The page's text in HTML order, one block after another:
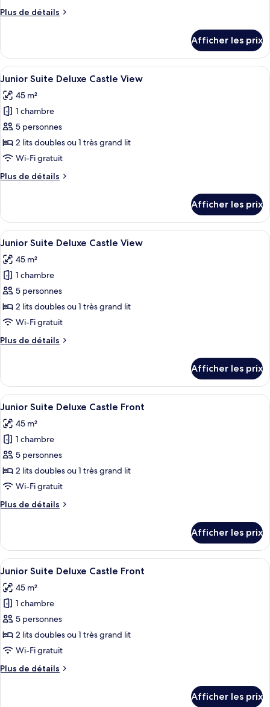
chambre :
Deluxe
Castle
View
Plus de détails
Plus
Junior
Suite
Deluxe
View
Afficher les prix
Afficher
toutes
les
photos
pour
ce
type
chambre :
Deluxe
Castle
View
Un salon moderne avec une table
7
Junior Suite Deluxe Castle View
45 m²
1 chambre
5 personnes
2 lits doubles ou 1 très grand lit
Wi-Fi gratuit
Plus de détails
Plus
Junior
Suite
Deluxe
View
Afficher les prix
Afficher
toutes
les
photos
pour
ce
type
chambre :
Deluxe
Castle
View
Un salon moderne avec une table
7
Junior Suite Deluxe Castle View
45 m²
1 chambre
5 personnes
2 lits doubles ou 1 très grand lit
Wi-Fi gratuit
Plus de détails
Plus
Junior
Suite
Deluxe
View
Afficher les prix
Afficher
toutes
les
photos
pour
ce
type
chambre :
Deluxe
Castle
Front
Un salon moderne avec une table
6
Junior Suite Deluxe Castle Front
45 m²
1 chambre
5 personnes
2 lits doubles ou 1 très grand lit
Wi-Fi gratuit
Plus de détails
Plus
Junior
Suite
Deluxe
Front
Afficher les prix
Afficher
toutes
les
photos
pour
ce
type
chambre :
Un salon moderne avec une table
6
Junior Suite Deluxe Castle Front
45 m²
1 chambre
5 personnes
2 lits doubles ou 1 très grand lit
Wi-Fi gratuit
Plus de détails
Plus
Afficher les prix